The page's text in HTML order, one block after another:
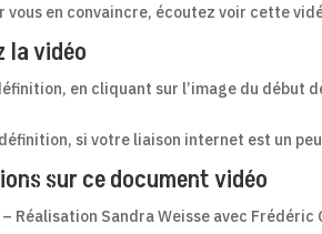
vous en convaincre, écoutez voir cette
la vidéo
en cliquant sur l’image du début
si votre liaison internet est un
sur ce document vidéo
– Réalisation Sandra Weisse avec